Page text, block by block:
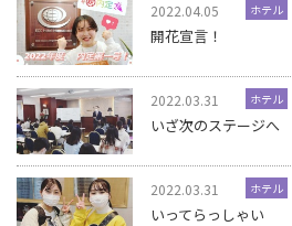
2022.04.05 ホテル
開花宣言！
2022.03.31 ホテル
いざ次のステージへ
2022.03.31 ホテル
いってらっしゃい